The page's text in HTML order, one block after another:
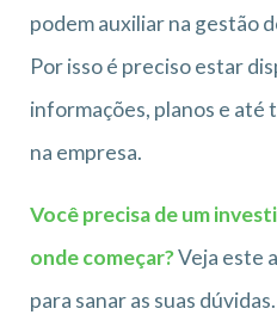
podem auxiliar na gestão
Por isso é preciso estar
informações, planos e até
na empresa.
Você precisa de um
onde começar?Veja este
para sanar as suas dúvidas.